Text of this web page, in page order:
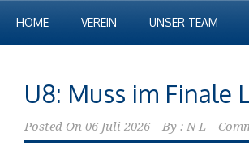
HOME VEREIN UNSER TEAM
U8: Muss im Finale
Posted On 06 Juli 2026 By : N L